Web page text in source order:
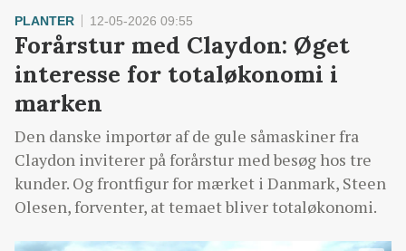
PLANTER 12-05-2026 09:55
Forårstur med Claydon: Øget
interesse for totaløkonomi i
marken
Den danske importør af de gule såmaskiner fra
Claydon inviterer på forårstur med besøg hos tre
kunder. Og frontfigur for mærket i Danmark, Steen
Olesen, forventer, at temaet bliver totaløkonomi.